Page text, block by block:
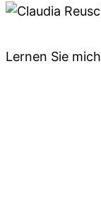
Lernen Sie